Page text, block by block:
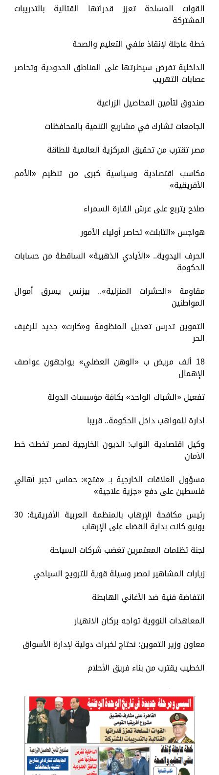
القوات المسلحة تعزز قدراتها القتالية بالتدريبات
المشتركة
خطة عاجلة لإنقاذ ملفي التعليم والصحة
الداخلية تفرض سيطرتها على المناطق الحدودية وتحاصر
عصابات التهريب
صندوق لتأمين المحاصيل الزراعية
الجامعات تشارك في مشاريع التنمية بالمحافظات
مصر تقترب من تحقيق المركزية العالمية للطاقة
مكاسب اقتصادية وسياسية كبرى من تنظيم «الأمم
الأفريقية»
صلاح يتربع على عرش القارة السمراء
هواجس «التابلت» تحاصر أولياء الأمور
الحرف اليدوية.. «الأيادي الذهبية» الساقطة من حسابات
الحكومة
مقاومة «الحشرات المنزلية».. بيزنس يسرق أموال
المواطنين
التموين تدرس تعديل المنظومة و«كارت» جديد للرغيف
الحر
18 ألف مريض ب «الوهن العضلي» يواجهون عواصف
الإهمال
تفعيل «الشباك الواحد» بكافة مؤسسات الدولة
إدارة للمواهب داخل الحكومة.. قريبا
وكيل اقتصادية النواب: الديون الخارجية لمصر تخطت خط
الأمان
مسؤول العلاقات الخارجية بـ «فتح»: حماس تجبر أهالي
فلسطين على دفع «جزية علاجية»
رئيس مكافحة الإرهاب بالمنظمة العربية الأفريقية: 30
يونيو كانت بداية القضاء على الإرهاب
لجنة تظلمات المعتمرين تغضب شركات السياحة
زيارات المشاهير لمصر وسيلة قوية للترويج السياحي
انتفاضة فنية ضد الأغاني الهابطة
المعاهدات النووية تواجه بركان الانهيار
معاون وزير التموين: نحتاج لخبرات دولية لإدارة الأسواق
الخطيب يقترب من بناء فريق الأحلام